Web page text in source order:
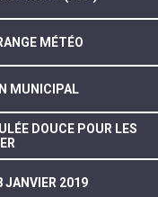
MÉTÉO
MUNICIPAL
DOUCE POUR LES
JANVIER 2019